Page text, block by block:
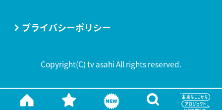
プライバシーポリシー
Copyright(C) tv asahi All rights reserved.